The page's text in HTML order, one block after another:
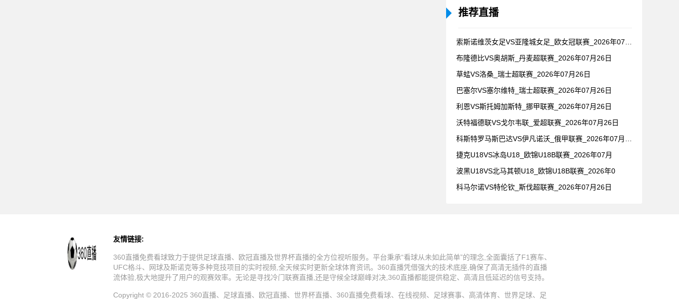
推荐直播
布隆德比VS奥胡斯_丹麦超联赛_2026年07月26日
草蜢VS洛桑_瑞士超联赛_2026年07月26日
巴塞尔VS塞尔维特_瑞士超联赛_2026年07月26日
利恩VS斯托姆加斯特_挪甲联赛_2026年07月26日
沃特福德联VS戈尔韦联_爱超联赛_2026年07月26日
捷克U18VS冰岛U18_欧锦U18B联赛_2026年07月
波黑U18VS北马其顿U18_欧锦U18B联赛_2026年0
科马尔诺VS特伦钦_斯伐超联赛_2026年07月26日
友情链接:
360直播免费看球致力于提供足球直播、欧冠直播及世界杯直播的全方位视听服务。平台秉承“看球从未如此简单”的理念,全面囊括了F1赛车、
UFC格斗、网球及斯诺克等多种竞技项目的实时视频,全天候实时更新全球体育资讯。360直播凭借强大的技术底座,确保了高清无插件的直播
流体验,极大地提升了用户的观赛效率。无论是寻找冷门联赛直播,还是守候全球巅峰对决,360直播都能提供稳定、高清且低延迟的信号支持。
Copyright © 2016-2025 360直播、足球直播、欧冠直播、世界杯直播、360直播免费看球、在线视频、足球赛事、高清体育、世界足球、足